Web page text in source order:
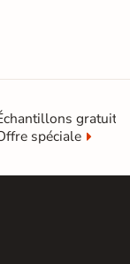
gratuit
spéciale